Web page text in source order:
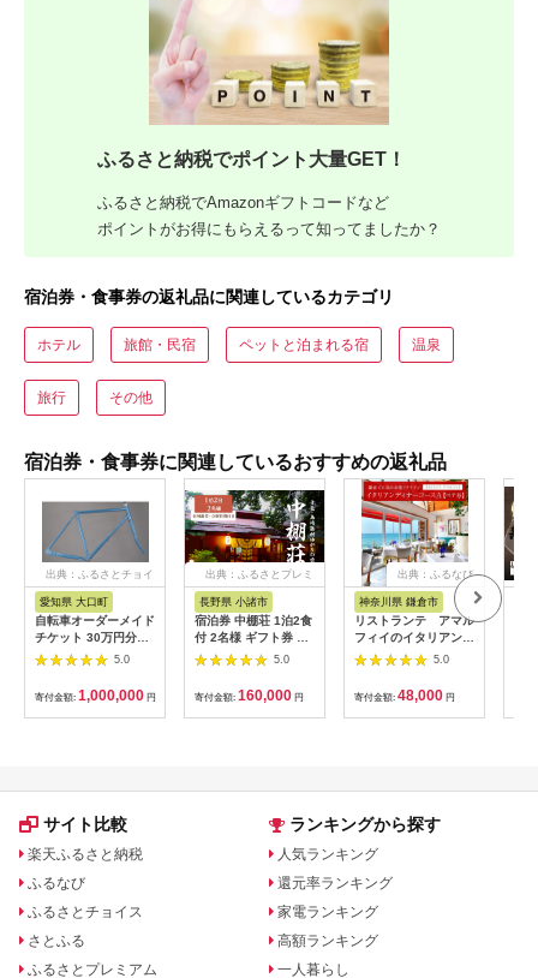
ふるさと納税でポイント大量GET！
ふるさと納税でAmazonギフトコードなど
ポイントがお得にもらえるって知ってましたか？
宿泊券・食事券の返礼品に関連しているカテゴリ
ホテル 旅館・民宿 ペットと泊まれる宿 温泉
旅行 その他
宿泊券・食事券に関連しているおすすめの返礼品
出典：ふるさとチョイ
愛知県 大口町
自転車オーダーメイド
チケット 30万円分
【1360365】
5.0
寄付金額: 1,000,000 円
出典：ふるさとプレミ
長野県 小諸市
宿泊券 中棚荘 1泊2食
付 2名様 ギフト券 チ
ケット 券 宿泊 旅行
5.0
寄付金額: 160,000 円
出典：ふるなび
神奈川県 鎌倉市
リストランテ アマル
フィイのイタリアンデ
ィナーコースA ペア
5.0
寄付金額: 48,000 円
サイト比較
楽天ふるさと納税
ふるなび
ふるさとチョイス
さとふる
ふるさとプレミアム
ランキングから探す
人気ランキング
還元率ランキング
家電ランキング
高額ランキング
一人暮らし